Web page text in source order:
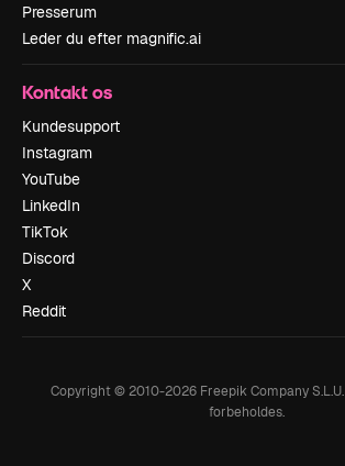
Presserum
Leder du efter magnific.ai
Kontakt os
Kundesupport
Instagram
YouTube
LinkedIn
TikTok
Discord
X
Reddit
Copyright © 2010-2026Freepik Company S.L.U.
forbeholdes.